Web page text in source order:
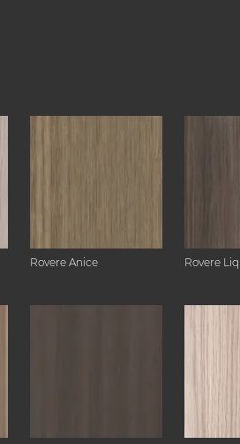
Rovere Anice Rovere